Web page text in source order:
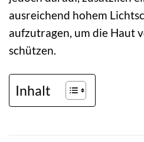
ausreichend hohem
aufzutragen, um die Haut
schützen.
Inhalt